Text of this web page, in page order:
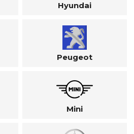
Hyundai
Peugeot
Mini